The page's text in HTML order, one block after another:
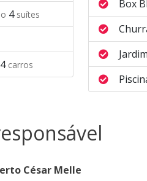
4 suítes
4 carros
Box
Jardim
César Melle